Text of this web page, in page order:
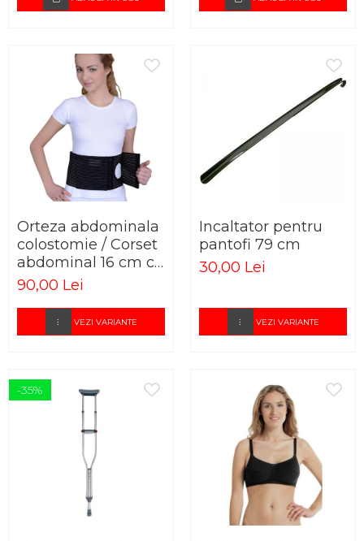
Orteza abdominala
colostomie / Corset
abdominal 16 cm cu
gaura pentru
colostomie
90,00 Lei
VEZI VARIANTE
Incaltator pentru
pantofi 79 cm
30,00 Lei
VEZI VARIANTE
-35%